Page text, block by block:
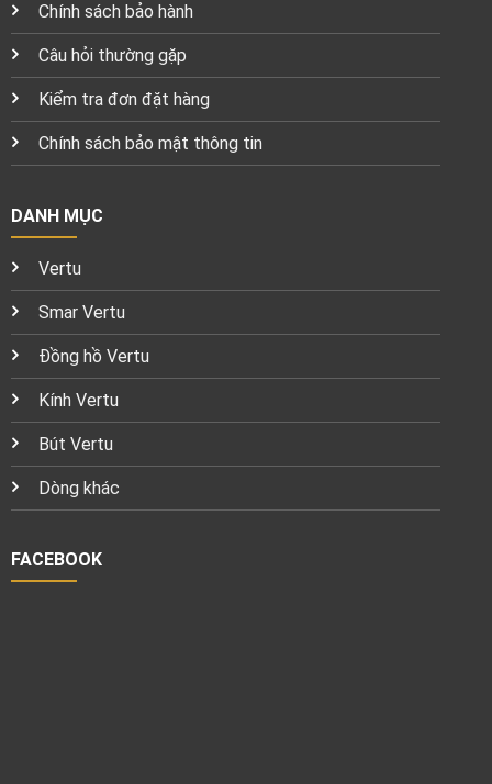
Chính sách bảo hành
Câu hỏi thường gặp
Kiểm tra đơn đặt hàng
Chính sách bảo mật thông tin
DANH MỤC
Vertu
Smar Vertu
Đồng hồ Vertu
Kính Vertu
Bút Vertu
Dòng khác
FACEBOOK